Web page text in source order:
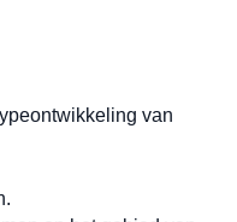
van